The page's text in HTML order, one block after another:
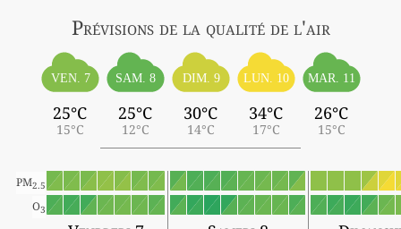
Prévisionsde la qualité de l'air
VEN. 7
25°C
15°C
SAM. 8
25°C
12°C
DIM. 9
30°C
14°C
LUN. 10
34°C
17°C
MAR. 11
26°C
15°C
PM2.5
O3